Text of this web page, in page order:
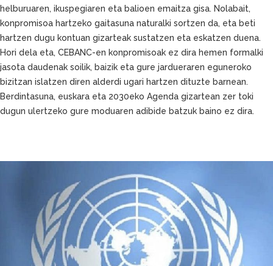
helburuaren, ikuspegiaren eta balioen emaitza gisa. Nolabait,
konpromisoa hartzeko gaitasuna naturalki sortzen da, eta beti
hartzen dugu kontuan gizarteak sustatzen eta eskatzen duena.
Hori dela eta, CEBANC-en konpromisoak ez dira hemen formalki
jasota daudenak soilik, baizik eta gure jardueraren eguneroko
bizitzan islatzen diren alderdi ugari hartzen dituzte barnean.
Berdintasuna, euskara eta 2030eko Agenda gizartean zer toki
dugun ulertzeko gure moduaren adibide batzuk baino ez dira.